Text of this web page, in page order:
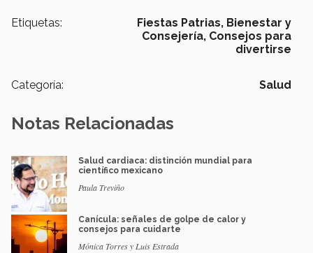
Etiquetas: Fiestas Patrias, Bienestar y
Consejería, Consejos para
divertirse
Categoría: Salud
Notas Relacionadas
Salud cardiaca: distinción mundial para
científico mexicano
Paula Treviño
Canícula: señales de golpe de calor y
consejos para cuidarte
Mónica Torres y Luis Estrada